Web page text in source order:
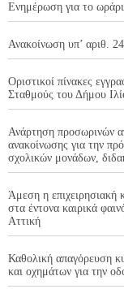
Ενημέρωση για το
Ανακοίνωση υπ’ αριθ.
Οριστικοί πίνακες
Σταθμούς του Δήμου
Ανάρτηση προσωρινών
ανακοίνωσης για την
σχολικών μονάδων,
Άμεση η επιχειρησιακή
στα έντονα καιρικά
Αττική
Καθολική απαγόρευση
και οχημάτων για την